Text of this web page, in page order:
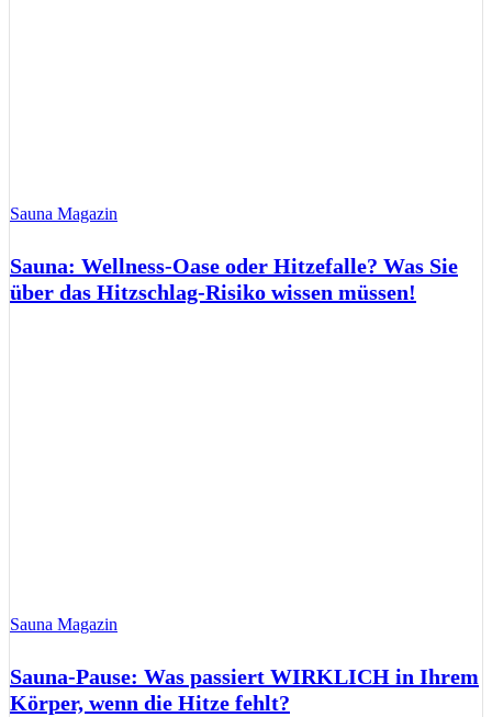
Sauna Magazin
Sauna: Wellness-Oase oder Hitzefalle? Was Sie
über das Hitzschlag-Risiko wissen müssen!
Sauna Magazin
Sauna-Pause: Was passiert WIRKLICH in Ihrem
Körper, wenn die Hitze fehlt?